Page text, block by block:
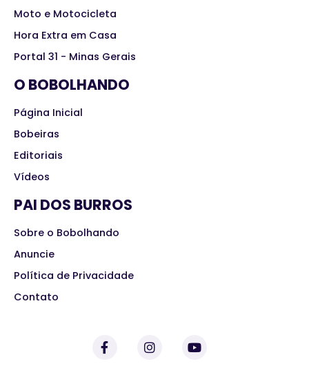
Moto e Motocicleta
Hora Extra em Casa
Portal 31 - Minas Gerais
O BOBOLHANDO
Página Inicial
Bobeiras
Editoriais
Vídeos
PAI DOS BURROS
Sobre o Bobolhando
Anuncie
Política de Privacidade
Contato